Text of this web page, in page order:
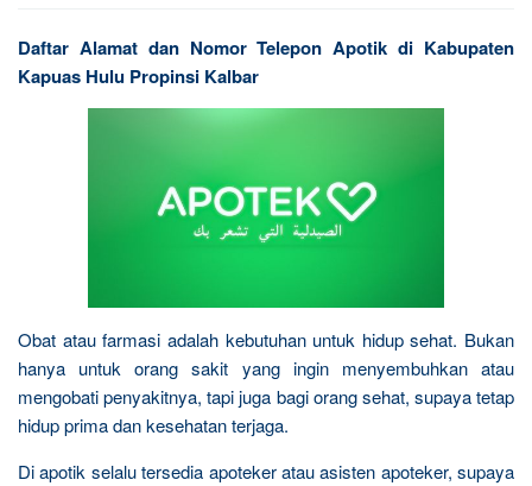
Daftar Alamat dan Nomor Telepon Apotik di Kabupaten
Kapuas Hulu Propinsi Kalbar
Obat atau farmasi adalah kebutuhan untuk hidup sehat. Bukan
hanya untuk orang sakit yang ingin menyembuhkan atau
mengobati penyakitnya, tapi juga bagi orang sehat, supaya tetap
hidup prima dan kesehatan terjaga.
Di apotik selalu tersedia apoteker atau asisten apoteker, supaya